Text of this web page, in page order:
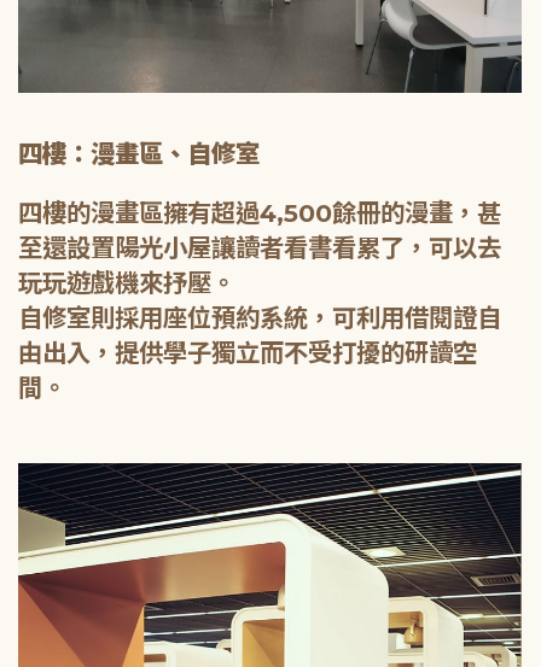
四樓：漫畫區、自修室
四樓的漫畫區擁有超過4,500餘冊的漫畫，甚
至還設置陽光小屋讓讀者看書看累了，可以去
玩玩遊戲機來抒壓。
自修室則採用座位預約系統，可利用借閱證自
由出入，提供學子獨立而不受打擾的研讀空
間。